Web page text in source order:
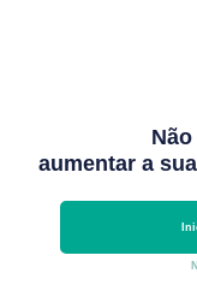
aumentar a